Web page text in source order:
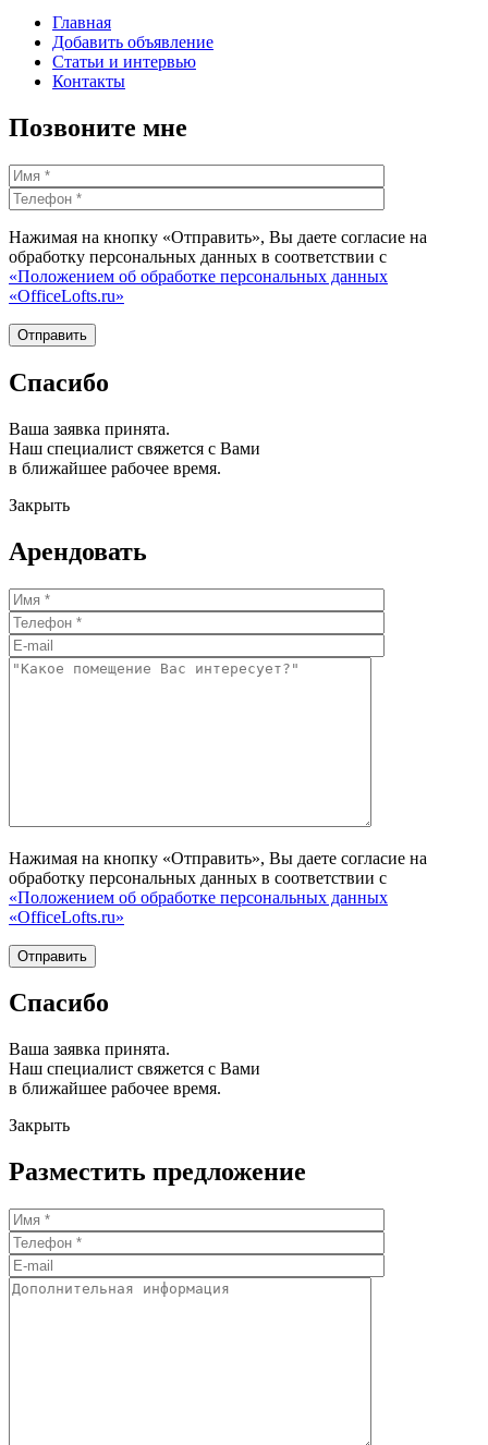
Главная
Добавить объявление
Статьи и интервью
Контакты
Позвоните мне
Нажимая на кнопку «Отправить», Вы даете согласие на
обработку персональных данных в соответствии с
«Положением об обработке персональных данных
«OfficeLofts.ru»
Спасибо
Ваша заявка принята.
Наш специалист свяжется с Вами
в ближайшее рабочее время.
Закрыть
Арендовать
Нажимая на кнопку «Отправить», Вы даете согласие на
обработку персональных данных в соответствии с
«Положением об обработке персональных данных
«OfficeLofts.ru»
Спасибо
Ваша заявка принята.
Наш специалист свяжется с Вами
в ближайшее рабочее время.
Закрыть
Разместить предложение